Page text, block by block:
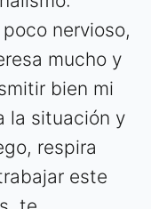
nervioso,
mucho y
bien mi
la situación y
respira
este